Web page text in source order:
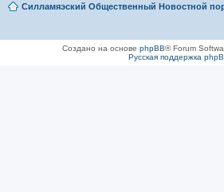
Силламяэский Общественный Новостной
Создано на основе phpBB® Forum
Русская поддержка